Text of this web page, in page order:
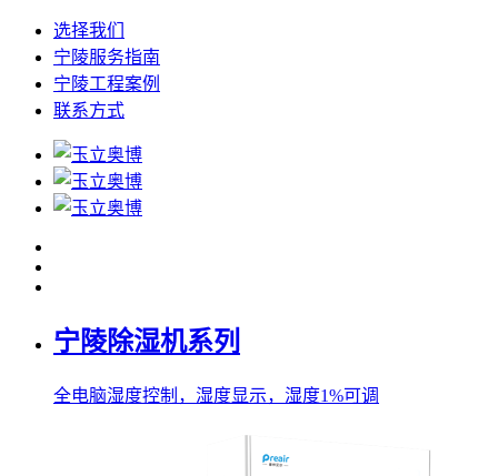
选择我们
宁陵服务指南
宁陵工程案例
联系方式
宁陵除湿机系列
全电脑湿度控制，湿度显示，湿度1%可调